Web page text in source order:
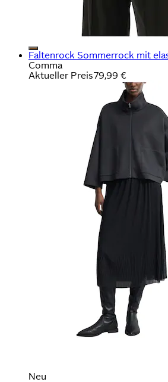
Faltenrock Sommerrock mit
Comma
Aktueller Preis79,99 €
Neu